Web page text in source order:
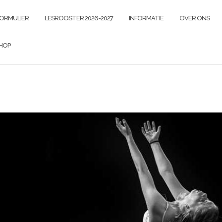
LESROOSTER 2026-2027 INFORMATIE OVER ONS